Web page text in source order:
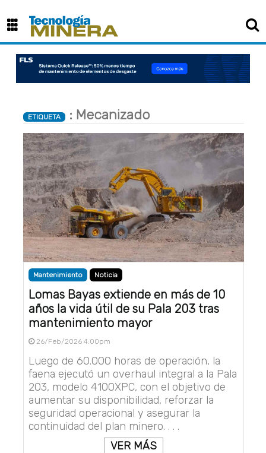
ETIQUETA : Mecanizado
Mantenimiento Noticia
Lomas Bayas extiende en más de 10
años la vida útil de su Pala 203 tras
mantenimiento mayor
26/Feb/2026 4:00pm
Luego de 60.000 horas de operación, la
faena ejecutó un overhaul integral a la Pala
203, modelo 4100XPC, con el objetivo de
aumentar su disponibilidad, reforzar la
seguridad operacional y asegurar la
continuidad del plan minero. . . .
VER MÁS